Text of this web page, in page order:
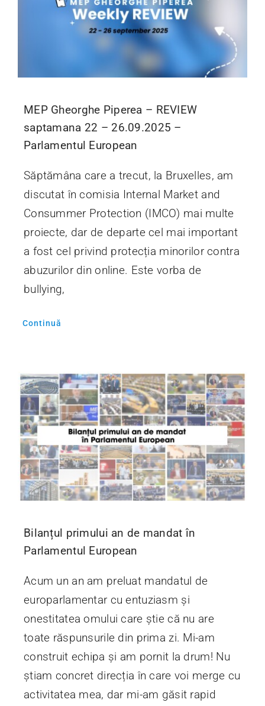
MEP Gheorghe Piperea – REVIEW
saptamana 22 – 26.09.2025 –
Parlamentul European
Săptămâna care a trecut, la Bruxelles, am
discutat în comisia Internal Market and
Consummer Protection (IMCO) mai multe
proiecte, dar de departe cel mai important
a fost cel privind protecția minorilor contra
abuzurilor din online. Este vorba de
bullying,
Continuă
Bilanțul primului an de mandat în
Parlamentul European
Acum un an am preluat mandatul de
europarlamentar cu entuziasm și
onestitatea omului care știe că nu are
toate răspunsurile din prima zi. Mi-am
construit echipa și am pornit la drum! Nu
știam concret direcția în care voi merge cu
activitatea mea, dar mi-am găsit rapid